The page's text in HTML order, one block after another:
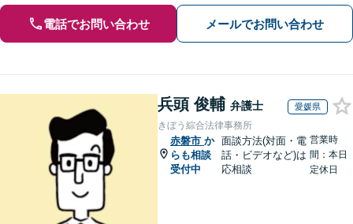
電話でお問い合わせ メールでお問い合わせ
兵頭 俊輔 弁護士 愛媛県
きぼう綜合法律事務所
赤磐市 か
らも相談
受付中
面談方法(対面・電
話・ビデオなど)は
応相談
営業時
間：本日
定休日